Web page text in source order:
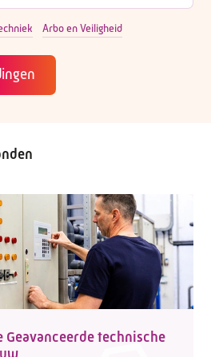
Arbo en Veiligheid
technische